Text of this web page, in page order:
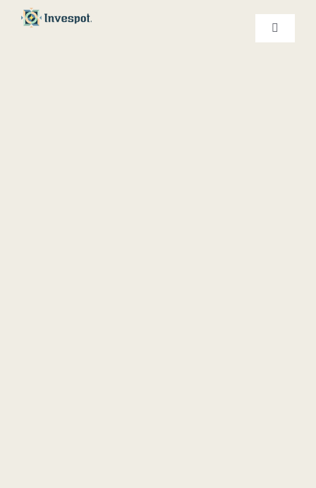
Skip
کنترلر